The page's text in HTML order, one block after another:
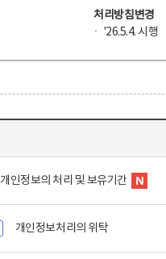
처리방침변경
ㆍ '26.5.4. 시행
개인정보의 처리 및 보유기간
개인정보처리의 위탁